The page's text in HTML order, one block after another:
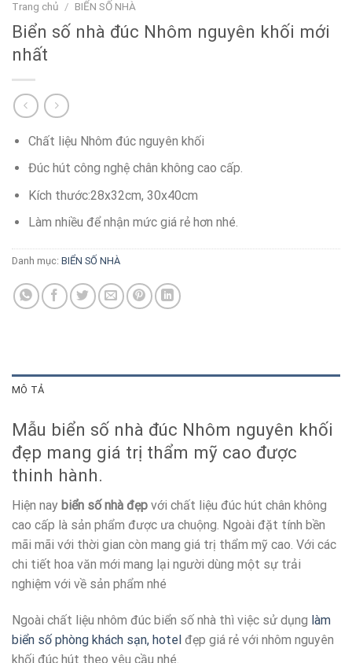
Trang chủ / BIỂN SỐ NHÀ
Biển số nhà đúc Nhôm nguyên khối mới
nhất
Chất liệu Nhôm đúc nguyên khối
Đúc hút công nghệ chân không cao cấp.
Kích thước:28x32cm, 30x40cm
Làm nhiều để nhận mức giá rẻ hơn nhé.
Danh mục: BIỂN SỐ NHÀ
MÔ TẢ
Mẫu biển số nhà đúc Nhôm nguyên khối
đẹp mang giá trị thẩm mỹ cao được
thinh hành.
Hiện nay biển số nhà đẹp với chất liệu đúc hút chân không
cao cấp là sản phẩm được ưa chuộng. Ngoài đặt tính bền
mãi mãi với thời gian còn mang giá trị thẩm mỹ cao. Với các
chi tiết hoa văn mới mang lại người dùng một sự trải
nghiệm với về sản phẩm nhé
Ngoài chất liệu nhôm đúc biển số nhà thì việc sử dụng làm
biển số phòng khách sạn, hotel đẹp giá rẻ với nhôm nguyên
khối đúc hút theo yêu cầu nhé.